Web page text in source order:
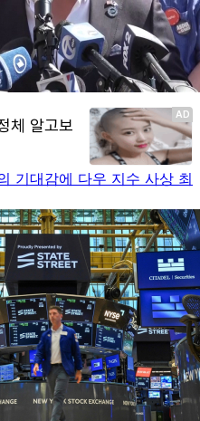
기대감에 다우 지수 사상 최